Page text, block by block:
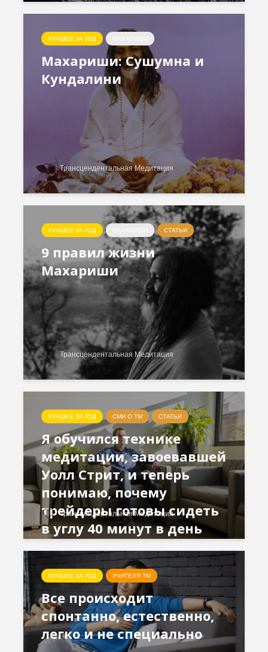
ЛУЧШЕЕ ЗА ГОД
Махариши: Сушумна и
Кундалини
Трансцендентальная Медитация
ЛУЧШЕЕ ЗА ГОД СТАТЬИ
9 правил жизни
Махариши
Трансцендентальная Медитация
ЛУЧШЕЕ ЗА ГОД СМИ О ТМ СТАТЬИ
Я обучился технике
медитации, завоевавшей
Уолл Стрит, и теперь
понимаю, почему
трейдеры готовы сидеть
в углу 40 минут в день
Трансцендентальная Медитация
ЛУЧШЕЕ ЗА ГОД УЧИТЕЛЯ ТМ
Все происходит
спонтанно, естественно,
легко и не специально